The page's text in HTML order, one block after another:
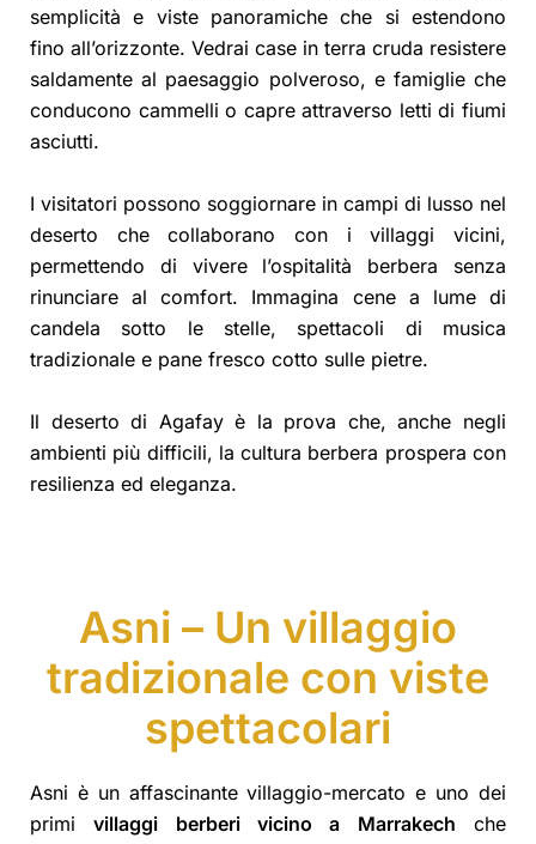
semplicità e viste panoramiche che si estendono
fino all’orizzonte. Vedrai case in terra cruda resistere
saldamente al paesaggio polveroso, e famiglie che
conducono cammelli o capre attraverso letti di fiumi
asciutti.
I visitatori possono soggiornare in campi di lusso nel
deserto che collaborano con i villaggi vicini,
permettendo di vivere l’ospitalità berbera senza
rinunciare al comfort. Immagina cene a lume di
candela sotto le stelle, spettacoli di musica
tradizionale e pane fresco cotto sulle pietre.
Il deserto di Agafay è la prova che, anche negli
ambienti più difficili, la cultura berbera prospera con
resilienza ed eleganza.
Asni – Un villaggio
tradizionale con viste
spettacolari
Asni è un affascinante villaggio-mercato e uno dei
primivillaggi berberi vicino a Marrakech che